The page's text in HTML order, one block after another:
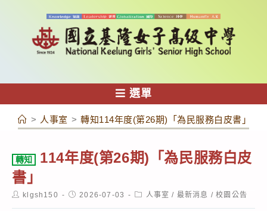
容
選單
> 人事室 > 轉知114年度(第26期)「為民服務白皮書」
轉知
114年度(第26期)「為民服務白皮
書」
Postklgsh150
Post2026-07-03
Post人事室 / 最新消息 / 校園公告